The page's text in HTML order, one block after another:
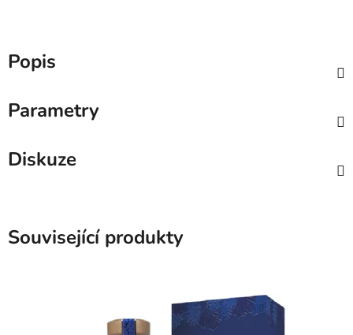
Popis
Parametry
Diskuze
Související produkty